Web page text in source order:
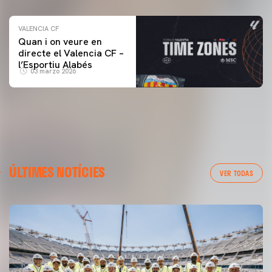
VALENCIA CF
Quan i on veure en
directe el Valencia CF –
l’Esportiu Alabés
03 marzo 2026
ÚLTIMES NOTÍCIES VER TODAS